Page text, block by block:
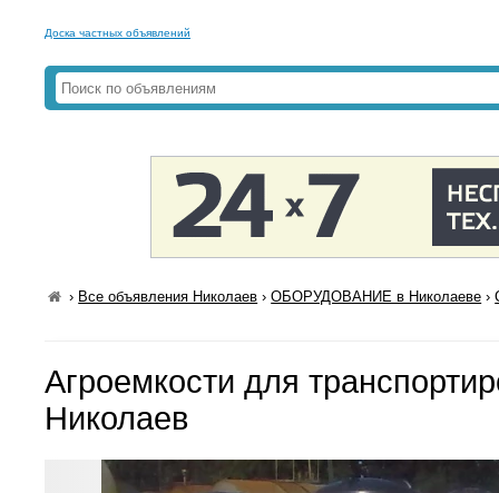
Доска частных объявлений
› Все объявления Николаев ›ОБОРУДОВАНИЕ в Николаеве ›
Агроемкости для
Николаев